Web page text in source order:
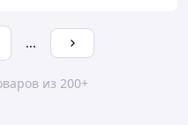
...
из 200+